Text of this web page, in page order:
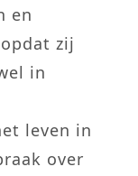
en
zij
in
leven in
over